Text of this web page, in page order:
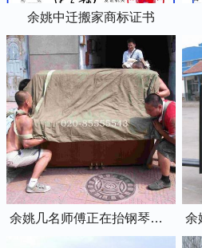
余姚中迁搬家商标证书
余姚几名师傅正在抬钢琴上楼